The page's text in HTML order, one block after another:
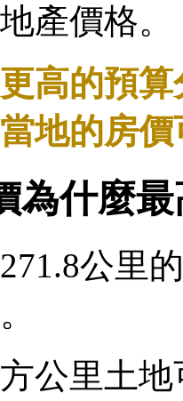
產價格。
高的預
地的房
為什麼
公里
公里土